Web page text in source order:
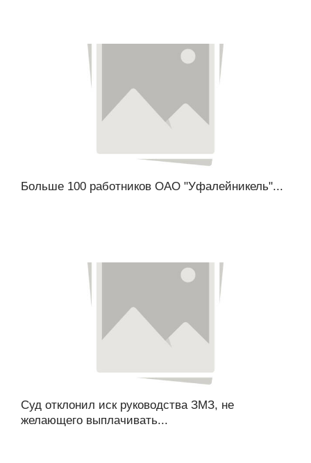
Больше 100 работников ОАО "Уфалейникель"...
Суд отклонил иск руководства ЗМЗ, не
желающего выплачивать...